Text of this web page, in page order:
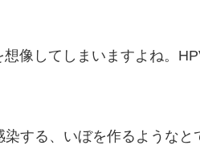
像してしまいますよね。
する、いぼを作るようなと